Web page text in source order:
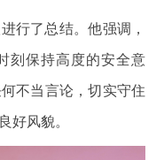
行了总结。他强调，
刻保持高度的安全意
不当言论，切实守住
好风貌。